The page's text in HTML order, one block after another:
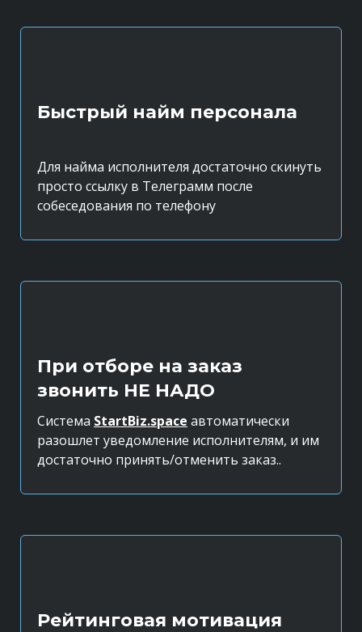
Быстрый найм персонала
Для найма исполнителя достаточно скинуть
просто ссылку в Телеграмм после
собеседования по телефону
При отборе на заказ
звонить НЕ НАДО
Система StartBiz.space автоматически
разошлет уведомление исполнителям, и им
достаточно принять/отменить заказ..
Рейтинговая мотивация